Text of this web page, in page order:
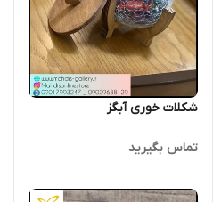
شکلات خوری آبگز
تماس بگیرید